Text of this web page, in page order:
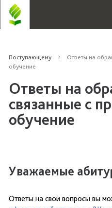
Поступающему
Ответы на
обучение
Ответы на
связанные с
обучение
Уважаемые
Ответы на свои вопросы вы